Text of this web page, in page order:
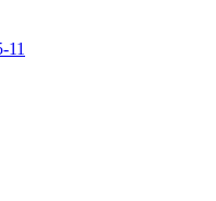
11